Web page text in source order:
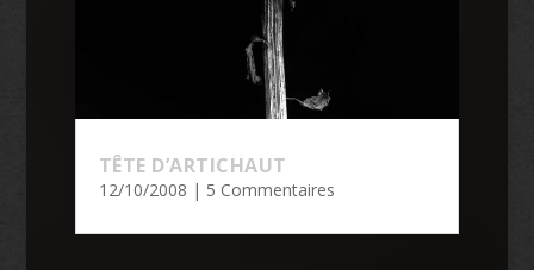
TÊTE D’ARTICHAUT
12/10/2008 | 5 Commentaires